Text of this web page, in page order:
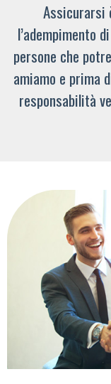
Assicurarsi
l’adempimento
persone che
amiamo e prima
responsabilità